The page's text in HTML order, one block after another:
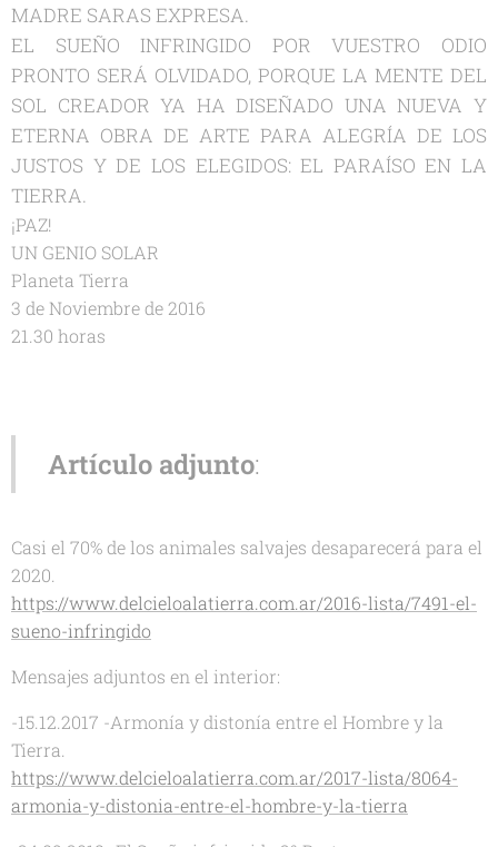
MADRE SARAS EXPRESA.
EL SUEÑO INFRINGIDO POR VUESTRO ODIO
PRONTO SERÁ OLVIDADO, PORQUE LA MENTE DEL
SOL CREADOR YA HA DISEÑADO UNA NUEVA Y
ETERNA OBRA DE ARTE PARA ALEGRÍA DE LOS
JUSTOS Y DE LOS ELEGIDOS: EL PARAÍSO EN LA
TIERRA.
¡PAZ!
UN GENIO SOLAR
Planeta Tierra
3 de Noviembre de 2016
21.30 horas
Artículo adjunto:
Casi el 70% de los animales salvajes desaparecerá para el
2020.
https://www.delcieloalatierra.com.ar/2016-lista/7491-el-
sueno-infringido
Mensajes adjuntos en el interior:
-15.12.2017 -Armonía y distonía entre el Hombre y la
Tierra.
https://www.delcieloalatierra.com.ar/2017-lista/8064-
armonia-y-distonia-entre-el-hombre-y-la-tierra